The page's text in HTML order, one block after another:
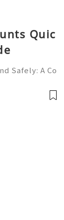
Quic
Safely: A Co
startup